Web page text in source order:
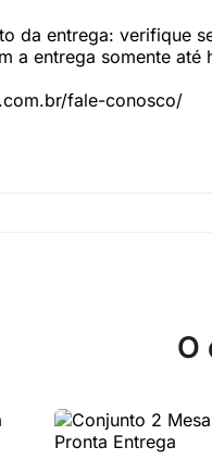
da entrega: verifique
a entrega somente
fale-conosco/
O